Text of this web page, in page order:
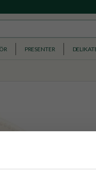
PRESENTER